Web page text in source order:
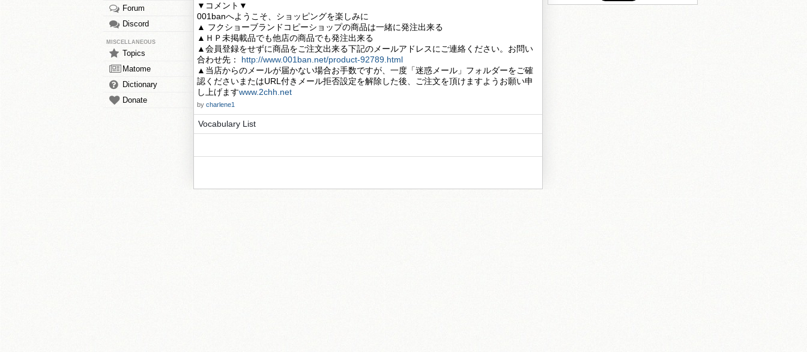
Forum
Discord
MISCELLANEOUS
Topics
Matome
Dictionary
Donate
▼コメント▼
001banへようこそ、ショッピングを楽しみに
▲ フクショーブランドコピーショップの商品は一緒に発注出来る
▲ＨＰ未掲載品でも他店の商品でも発注出来る
▲会員登録をせずに商品をご注文出来る下記のメールアドレスにご連絡ください。お問い
合わせ先： http://www.001ban.net/product-92789.html
▲当店からのメールが届かない場合お手数ですが、一度「迷惑メール」フォルダーをご確
認くださいまたはURL付きメール拒否設定を解除した後、ご注文を頂けますようお願い申
し上げますwww.2chh.net
by charlene1
Vocabulary List